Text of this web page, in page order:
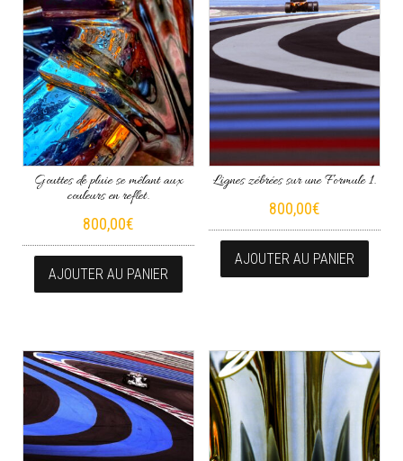
Gouttes de pluie se mêlant aux
couleurs en reflet.
800,00€
AJOUTER AU PANIER
Lignes zébrées sur une Formule 1.
800,00€
AJOUTER AU PANIER